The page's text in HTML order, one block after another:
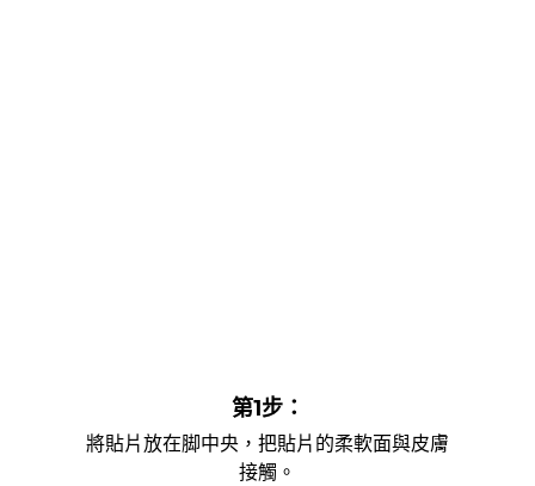
第1步：
將貼片放在脚中央，把貼片的柔軟面與皮膚
接觸。